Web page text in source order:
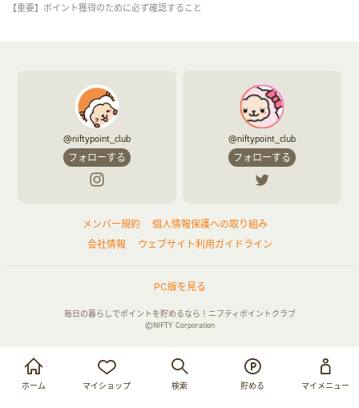
お買い物・サービス利用で貯める
ログイン
ホーム マイショップ 検索 貯める マイメニュー
【重要】ポイント獲得のために必ず確認すること
@niftypoint_club
フォローする
@niftypoint_club
フォローする
メンバー規約
個人情報保護への取り組み
会社情報
ウェブサイト利用ガイドライン
PC版を見る
毎日の暮らしでポイントを貯めるなら！ニフティポイントクラブ
©NIFTY Corporation